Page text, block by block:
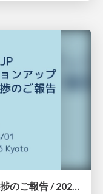
OSPN.JPバージョンアップ作業進捗のご報告 / 20260801-osc26kyoto